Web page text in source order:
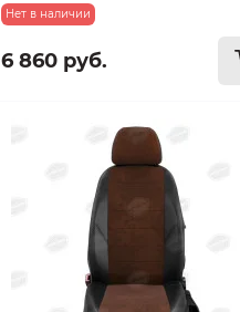
Нет в наличии
6 860 руб.